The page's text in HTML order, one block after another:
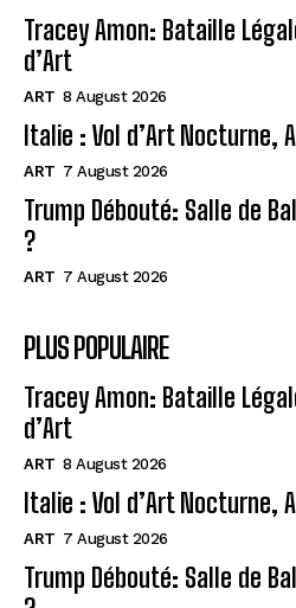
Tracey Amon: Bataille
d’Art
ART 8 August 2026
Italie : Vol d’Art Nocturne,
ART 7 August 2026
Trump Débouté: Salle de
?
ART 7 August 2026
PLUS POPULAIRE
Tracey Amon: Bataille
d’Art
ART 8 August 2026
Italie : Vol d’Art Nocturne,
ART 7 August 2026
Trump Débouté: Salle de